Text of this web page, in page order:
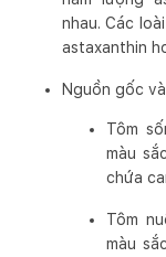
nhau. Các
astaxanthin
Nguồn gốc
Tôm
màu
chứa
Tôm
màu